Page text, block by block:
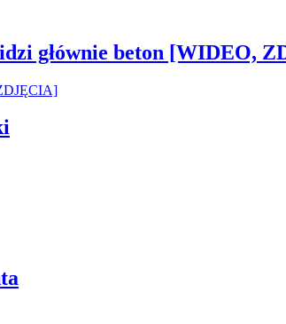
głównie beton [WIDEO,